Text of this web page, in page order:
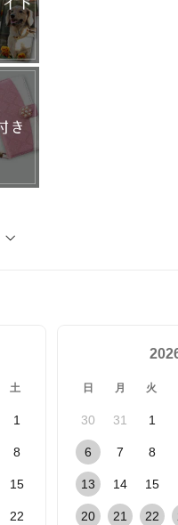
土
1
8
15
22
日 月 火
30 31 1
6 7 8
13 14 15
20 21 22